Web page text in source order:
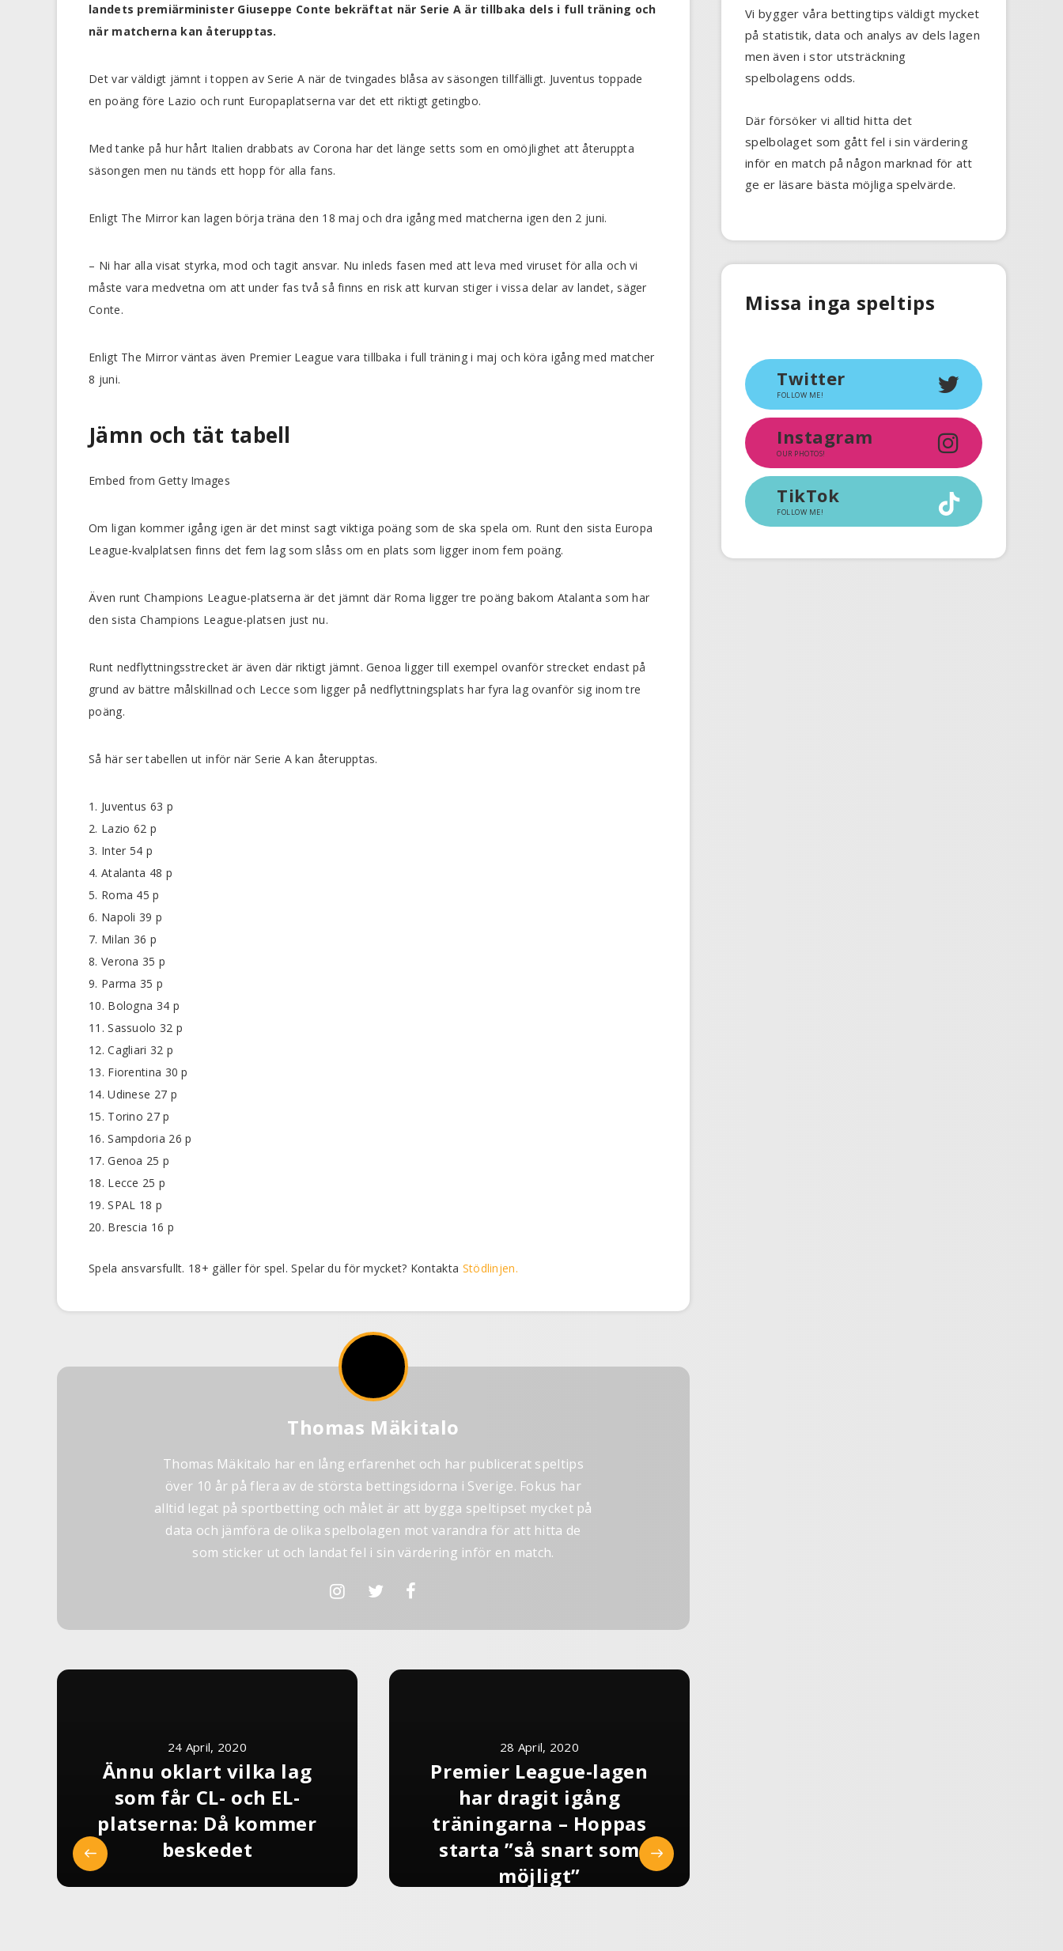
landets premiärminister Giuseppe Conte bekräftat när Serie A är tillbaka dels i full träning och
när matcherna kan återupptas.
Det var väldigt jämnt i toppen av Serie A när de tvingades blåsa av säsongen tillfälligt. Juventus toppade
en poäng före Lazio och runt Europaplatserna var det ett riktigt getingbo.
Med tanke på hur hårt Italien drabbats av Corona har det länge setts som en omöjlighet att återuppta
säsongen men nu tänds ett hopp för alla fans.
Enligt The Mirror kan lagen börja träna den 18 maj och dra igång med matcherna igen den 2 juni.
– Ni har alla visat styrka, mod och tagit ansvar. Nu inleds fasen med att leva med viruset för alla och vi
måste vara medvetna om att under fas två så finns en risk att kurvan stiger i vissa delar av landet, säger
Conte.
Enligt The Mirror väntas även Premier League vara tillbaka i full träning i maj och köra igång med matcher
8 juni.
Jämn och tät tabell
Embed from Getty Images
Om ligan kommer igång igen är det minst sagt viktiga poäng som de ska spela om. Runt den sista Europa
League-kvalplatsen finns det fem lag som slåss om en plats som ligger inom fem poäng.
Även runt Champions League-platserna är det jämnt där Roma ligger tre poäng bakom Atalanta som har
den sista Champions League-platsen just nu.
Runt nedflyttningsstrecket är även där riktigt jämnt. Genoa ligger till exempel ovanför strecket endast på
grund av bättre målskillnad och Lecce som ligger på nedflyttningsplats har fyra lag ovanför sig inom tre
poäng.
Så här ser tabellen ut inför när Serie A kan återupptas.
1. Juventus 63 p
2. Lazio 62 p
3. Inter 54 p
4. Atalanta 48 p
5. Roma 45 p
6. Napoli 39 p
7. Milan 36 p
8. Verona 35 p
9. Parma 35 p
10. Bologna 34 p
11. Sassuolo 32 p
12. Cagliari 32 p
13. Fiorentina 30 p
14. Udinese 27 p
15. Torino 27 p
16. Sampdoria 26 p
17. Genoa 25 p
18. Lecce 25 p
19. SPAL 18 p
20. Brescia 16 p
Spela ansvarsfullt. 18+ gäller för spel. Spelar du för mycket? Kontakta Stödlinjen.
Thomas Mäkitalo
Thomas Mäkitalo har en lång erfarenhet och har publicerat speltips
över 10 år på flera av de största bettingsidorna i Sverige. Fokus har
alltid legat på sportbetting och målet är att bygga speltipset mycket på
data och jämföra de olika spelbolagen mot varandra för att hitta de
som sticker ut och landat fel i sin värdering inför en match.
24 April, 2020
Ännu oklart vilka lag
som får CL- och EL-
platserna: Då kommer
beskedet
28 April, 2020
Premier League-lagen
har dragit igång
träningarna – Hoppas
starta ”så snart som
möjligt”
Vi bygger våra bettingtips väldigt mycket
på statistik, data och analys av dels lagen
men även i stor utsträckning
spelbolagens odds.
Där försöker vi alltid hitta det
spelbolaget som gått fel i sin värdering
inför en match på någon marknad för att
ge er läsare bästa möjliga spelvärde.
Missa inga speltips
Twitter
FOLLOW ME!
Instagram
OUR PHOTOS!
TikTok
FOLLOW ME!